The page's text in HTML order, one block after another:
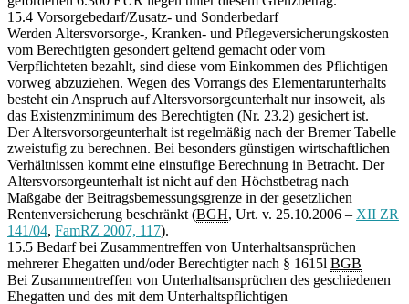
15.4 Vorsorgebedarf/Zusatz- und Sonderbedarf
Werden Altersvorsorge-, Kranken- und Pflegeversicherungskosten
vom Berechtigten gesondert geltend gemacht oder vom
Verpflichteten bezahlt, sind diese vom Einkommen des Pflichtigen
vorweg abzuziehen. Wegen des Vorrangs des Elementarunterhalts
besteht ein Anspruch auf Altersvorsorgeunterhalt nur insoweit, als
das Existenzminimum des Berechtigten (Nr. 23.2) gesichert ist.
Der Altersvorsorgeunterhalt ist regelmäßig nach der Bremer Tabelle
zweistufig zu berechnen. Bei besonders günstigen wirtschaftlichen
Verhältnissen kommt eine einstufige Berechnung in Betracht. Der
Altersvorsorgeunterhalt ist nicht auf den Höchstbetrag nach
Maßgabe der Beitragsbemessungsgrenze in der gesetzlichen
Rentenversicherung beschränkt (BGH, Urt. v. 25.10.2006 – XII ZR
141/04, FamRZ 2007, 117).
15.5 Bedarf bei Zusammentreffen von Unterhaltsansprüchen
mehrerer Ehegatten und/oder Berechtigter nach § 1615l BGB
Bei Zusammentreffen von Unterhaltsansprüchen des geschiedenen
Ehegatten und des mit dem Unterhaltspflichtigen